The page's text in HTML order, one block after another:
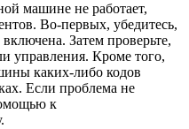
машине не работает,
Во-первых, убедитесь,
Затем проверьте,
управления. Кроме того,
каких-либо кодов
Если проблема не
к